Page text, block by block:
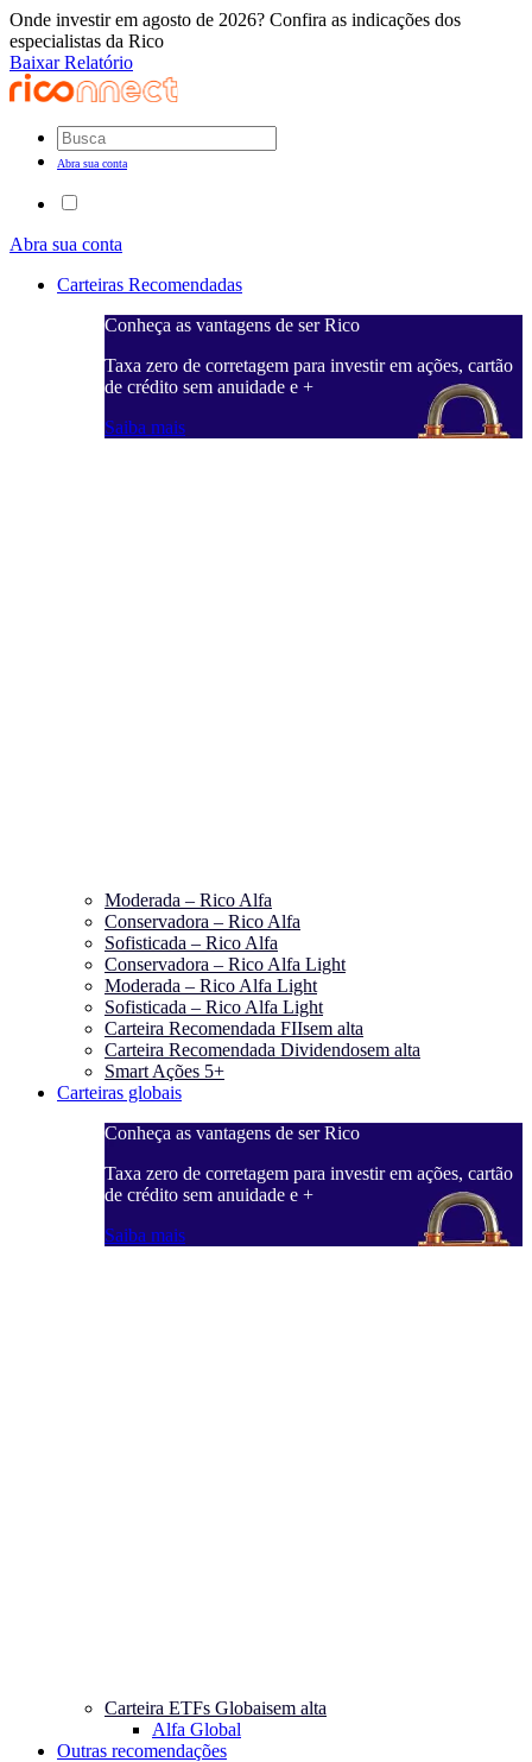
Onde investir em agosto de 2026? Confira as indicações dos
especialistas da Rico
Baixar Relatório
Abra sua conta
Abra sua conta
Carteiras Recomendadas
Conheça as vantagens de ser Rico
Taxa zero de corretagem para investir em ações, cartão
de crédito sem anuidade e +
Saiba mais
Moderada – Rico Alfa
Conservadora – Rico Alfa
Sofisticada – Rico Alfa
Conservadora – Rico Alfa Light
Moderada – Rico Alfa Light
Sofisticada – Rico Alfa Light
Carteira Recomendada FIIsem alta
Carteira Recomendada Dividendosem alta
Smart Ações 5+
Carteiras globais
Conheça as vantagens de ser Rico
Taxa zero de corretagem para investir em ações, cartão
de crédito sem anuidade e +
Saiba mais
Carteira ETFs Globaisem alta
Alfa Global
Outras recomendações